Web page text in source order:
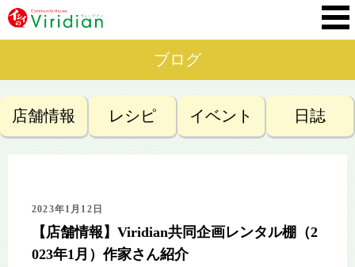
ブログ
店舗情報 レシピ イベント 日誌
2023年1月12日
【店舗情報】Viridian共同企画レンタル棚（2
023年1月）作家さん紹介